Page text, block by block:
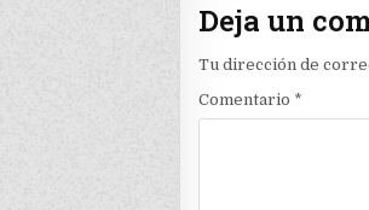
Deja un
Tu dirección de
Comentario *